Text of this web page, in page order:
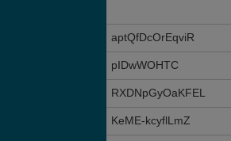
aptQfDcOrEqviR
pIDwWOHTC
RXDNpGyOaKFEL
KeME-kcyflLmZ